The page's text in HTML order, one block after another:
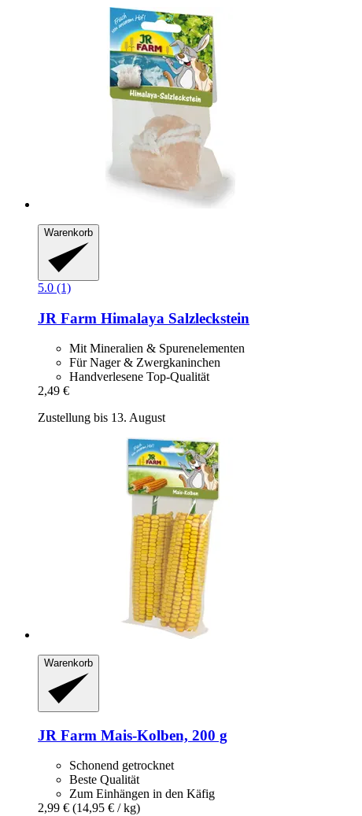
Warenkorb
5.0 (1)
JR Farm Himalaya Salzleckstein
Mit Mineralien & Spurenelementen
Für Nager & Zwergkaninchen
Handverlesene Top-Qualität
2,49 €
Zustellung bis 13. August
Warenkorb
JR Farm Mais-​Kolben, 200 g
Schonend getrocknet
Beste Qualität
Zum Einhängen in den Käfig
2,99 € (14,95 € / kg)